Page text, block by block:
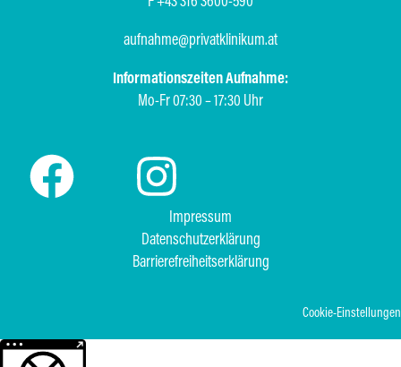
aufnahme@privatklinikum.at
Informationszeiten Aufnahme:
Mo-Fr 07:30 – 17:30 Uhr
Impressum
Datenschutzerklärung
Barrierefreiheitserklärung
Cookie-Einstellungen
Weitere Informationen über den gesperrten Inhalt.